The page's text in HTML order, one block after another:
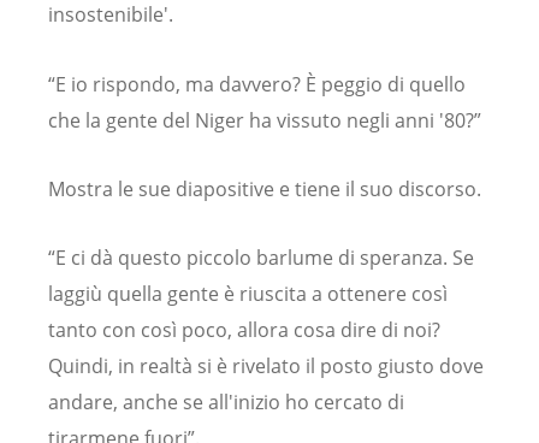
insostenibile'.
“E io rispondo, ma davvero? È peggio di quello
che la gente del Niger ha vissuto negli anni '80?”
Mostra le sue diapositive e tiene il suo discorso.
“E ci dà questo piccolo barlume di speranza. Se
laggiù quella gente è riuscita a ottenere così
tanto con così poco, allora cosa dire di noi?
Quindi, in realtà si è rivelato il posto giusto dove
andare, anche se all'inizio ho cercato di